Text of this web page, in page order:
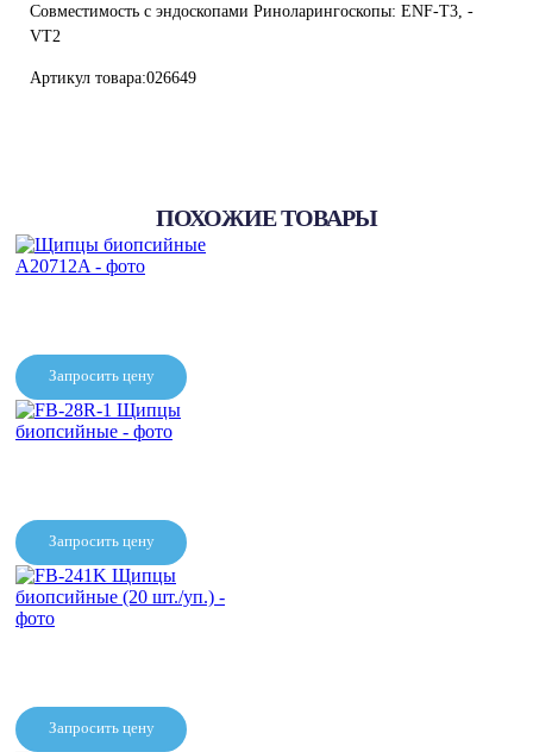
Совместимость с эндоскопами Риноларингоскопы: ENF-T3, -
VT2
Артикул товара:026649
ПОХОЖИЕ ТОВАРЫ
Щипцы биопсийные
Запросить цену
FB-28R-1 Щипцы
Запросить цену
Запросить цену